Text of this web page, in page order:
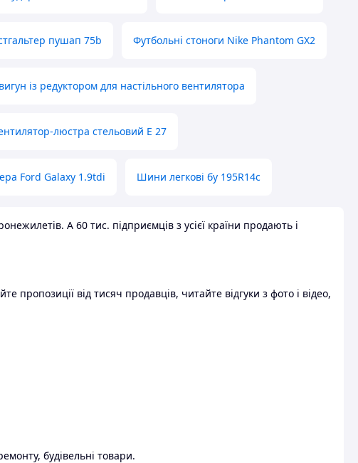
пушап 75b Футбольні стоноги Nike Phantom GX2
із редуктором для настільного вентилятора
люстра стельовий E 27
Ford Galaxy 1.9tdi Шини легкові бу 195R14c
А 60 тис. підприємців з усієї країни продають і
пропозиції від тисяч продавців, читайте відгуки з фото і відео,
будівельні товари.